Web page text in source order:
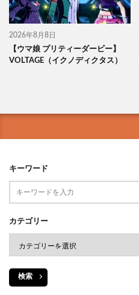
2026年8月8日
【ウマ娘 プリティーダービー】
VOLTAGE（イクノディクタス）
キーワード
カテゴリー
検索